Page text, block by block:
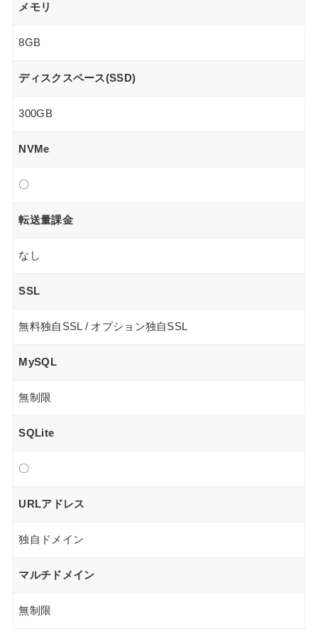
メモリ
8GB
ディスクスペース(SSD)
300GB
NVMe
〇
転送量課金
なし
SSL
無料独自SSL / オプション独自SSL
MySQL
無制限
SQLite
〇
URLアドレス
独自ドメイン
マルチドメイン
無制限